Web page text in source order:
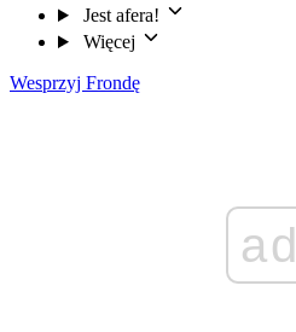
Jest afera!
Więcej
Wesprzyj Frondę
ad